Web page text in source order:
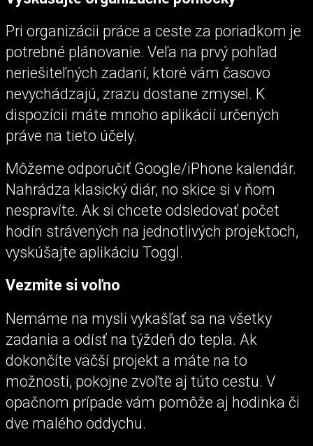
Pri organizácii práce a ceste za poriadkom je
potrebné plánovanie. Veľa na prvý pohľad
neriešiteľných zadaní, ktoré vám časovo
nevychádzajú, zrazu dostane zmysel. K
dispozícii máte mnoho aplikácií určených
práve na tieto účely.
Môžeme odporučiť Google/iPhone kalendár.
Nahrádza klasický diár, no skice si v ňom
nespravíte. Ak si chcete odsledovať počet
hodín strávených na jednotlivých projektoch,
vyskúšajte aplikáciu Toggl.
Vezmite si voľno
Nemáme na mysli vykašľať sa na všetky
zadania a odísť na týždeň do tepla. Ak
dokončíte väčší projekt a máte na to
možnosti, pokojne zvoľte aj túto cestu. V
opačnom prípade vám pomôže aj hodinka či
dve malého oddychu.